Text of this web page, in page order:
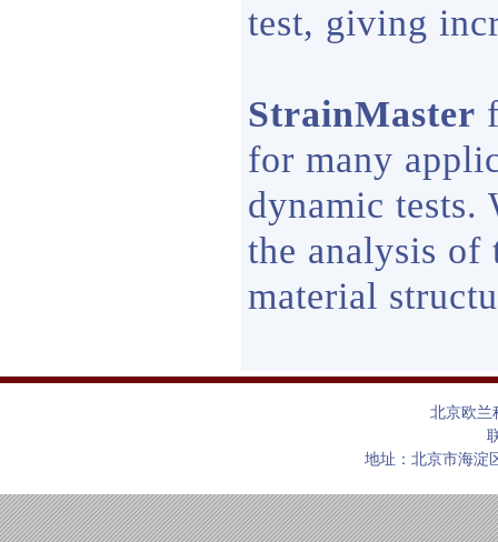
test, giving
StrainMaster
for many
dynamic tests.
the analysis
material
北京欧兰
地址：北京市海淀